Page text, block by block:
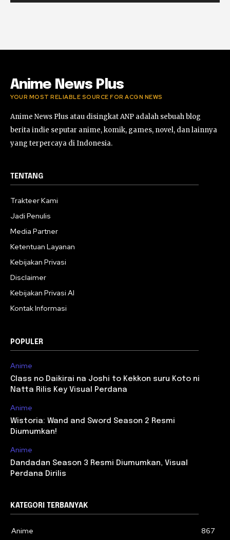
#gaming #horor
Anime News Plus
YOUR MOST RELIABLE SOURCE FOR ACGN NEWS
Anime News Plus atau disingkat ANP adalah sebuah blog
berita indie seputar anime, komik, games, novel, dan lainnya
yang terpercaya di Indonesia.
TENTANG
Trakteer Kami
Jadi Penulis
Media Partner
Ketentuan Layanan
Kebijakan Privasi
Disclaimer
Kebijakan Privasi AI
Kontak Informasi
POPULER
Anime
Class no Daikirai na Joshi to Kekkon suru Koto ni
Natta Rilis Key Visual Perdana
Anime
Wistoria: Wand and Sword Season 2 Resmi
Diumumkan!
Anime
Dandadan Season 3 Resmi Diumumkan, Visual
Perdana Dirilis
KATEGORI TERBANYAK
Anime 867